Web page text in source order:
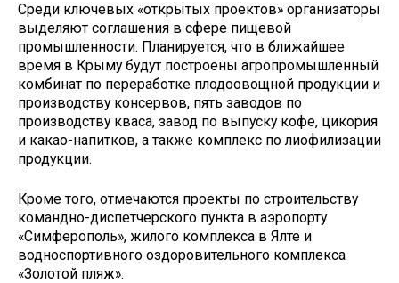
Среди ключевых «открытых проектов» организаторы
выделяют соглашения в сфере пищевой
промышленности. Планируется, что в ближайшее
время в Крыму будут построены агропромышленный
комбинат по переработке плодоовощной продукции и
производству консервов, пять заводов по
производству кваса, завод по выпуску кофе, цикория
и какао-напитков, а также комплекс по лиофилизации
продукции.
Кроме того, отмечаются проекты по строительству
командно-диспетчерского пункта в аэропорту
«Симферополь», жилого комплекса в Ялте и
водноспортивного оздоровительного комплекса
«Золотой пляж».